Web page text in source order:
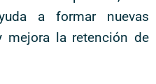
a formar nuevas
mejora la retención de